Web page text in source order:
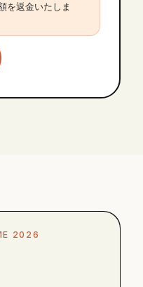
を返金いたしま
2026